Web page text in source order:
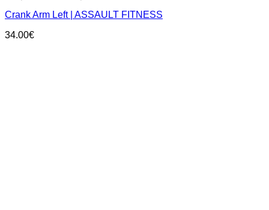
Crank Arm Left | ASSAULT FITNESS
34.00€